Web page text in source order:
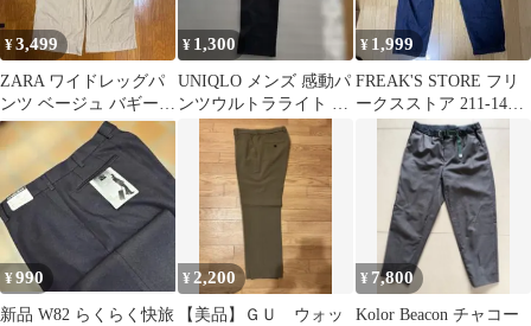
¥3,499
ZARA ワイドレッグパ
ンツ ベージュ バギース
ラックス 値下げ可‼️
¥ 1,300
UNIQLO メンズ 感動パ
ンツウルトラライト 丈
まつり仕上げ68cm W79
¥ 1,999
FREAK'S STORE フリ
ークスストア 211-1405
イージー パンツ
¥990
新品 W82 らくらく快旅
¥ 2,200
【美品】ＧＵ ウォッ
¥ 7,800
Kolor Beacon チャコー